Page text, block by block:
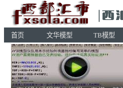
首页 文华模型 TB模型